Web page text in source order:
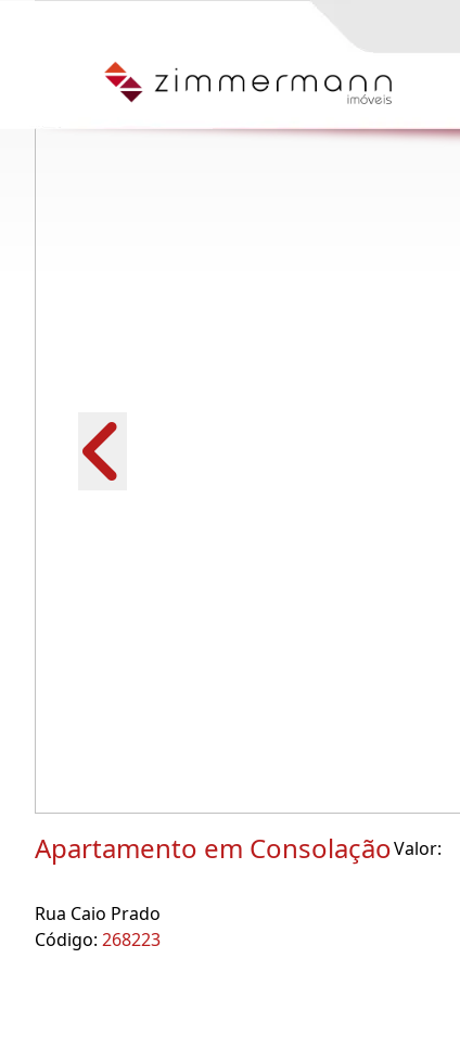
Apartamento em ConsolaçãoValor:
Rua Caio Prado
Código: 268223